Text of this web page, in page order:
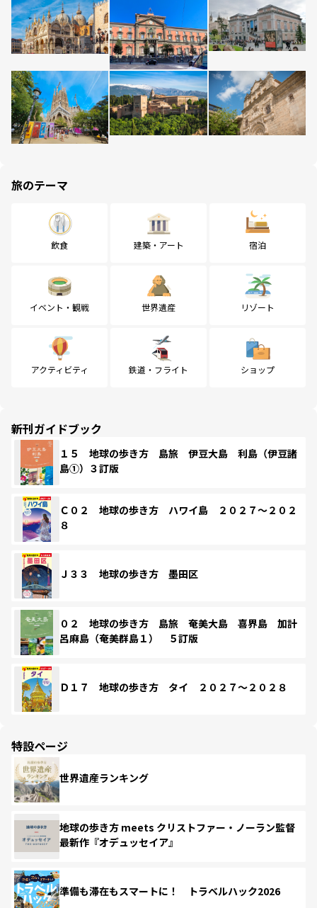
旅のテーマ
飲食 建築・アート 宿泊
イベント・観戦 世界遺産 リゾート
アクティビティ 鉄道・フライト ショップ
新刊ガイドブック
１５ 地球の歩き方 島旅 伊豆大島 利島（伊豆諸
島①）３訂版
Ｃ０２ 地球の歩き方 ハワイ島 ２０２７～２０２
８
Ｊ３３ 地球の歩き方 墨田区
０２ 地球の歩き方 島旅 奄美大島 喜界島 加計
呂麻島（奄美群島１） ５訂版
Ｄ１７ 地球の歩き方 タイ ２０２７～２０２８
特設ページ
世界遺産ランキング
地球の歩き方 meets クリストファー・ノーラン監督
最新作『オデュッセイア』
準備も滞在もスマートに！ トラベルハック2026